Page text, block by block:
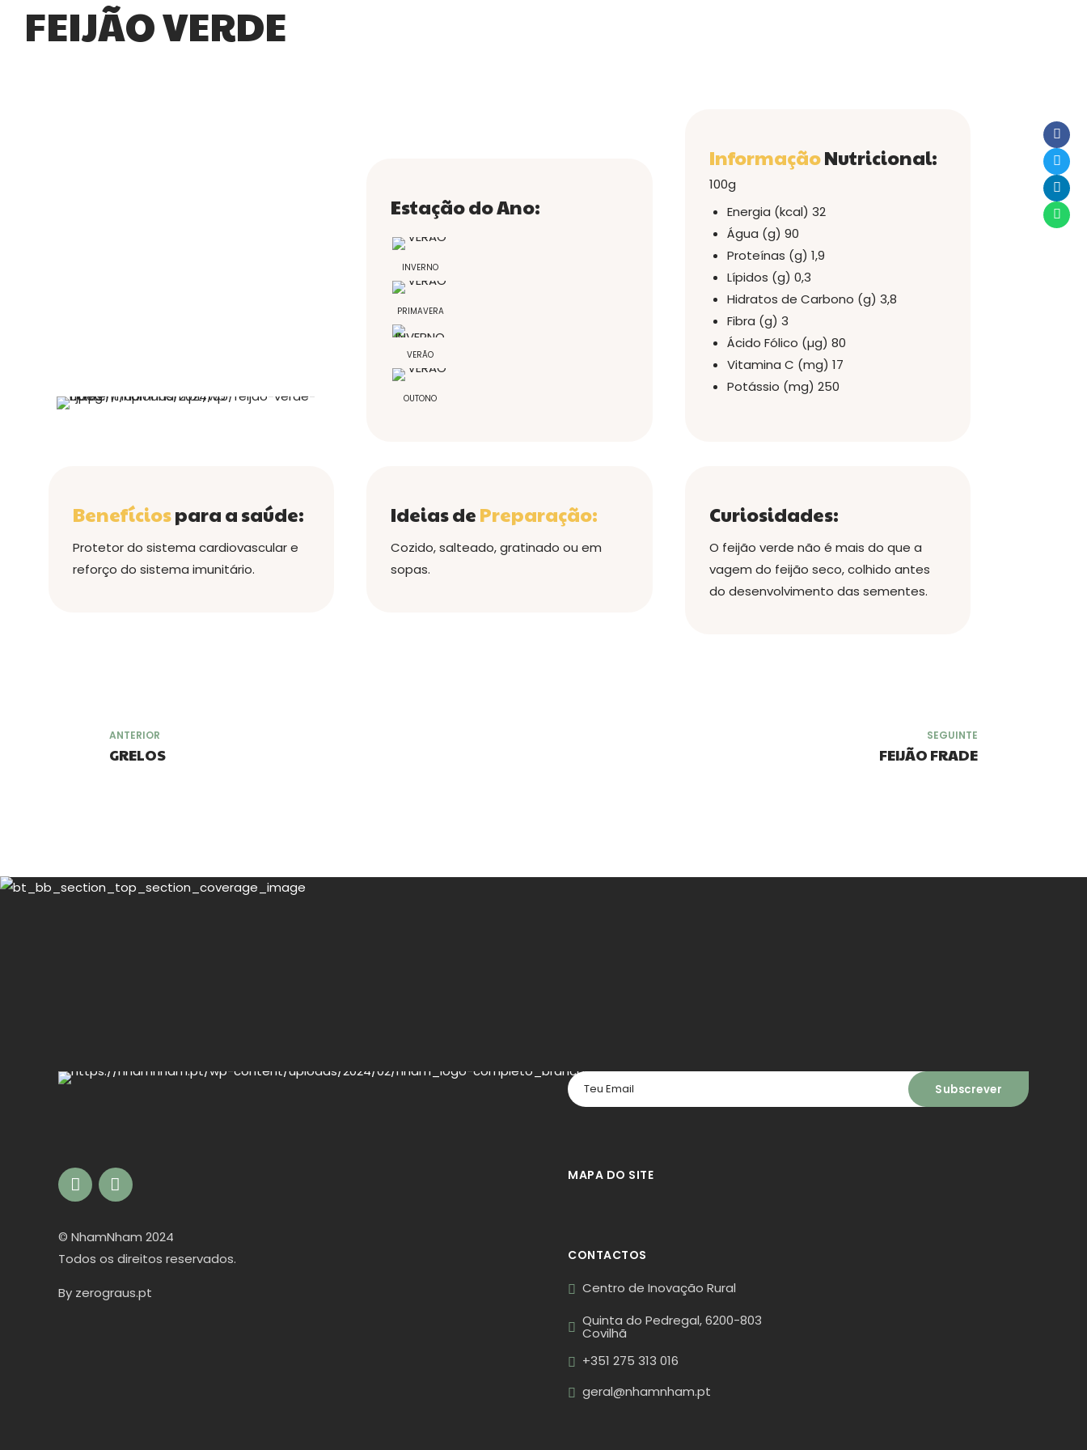
FEIJÃO VERDE
Estação do Ano:
INVERNO
PRIMAVERA
VERÃO
OUTONO
InformaçãoNutricional:
100g
Energia (kcal) 32
Água (g) 90
Proteínas (g) 1,9
Lípidos (g) 0,3
Hidratos de Carbono (g) 3,8
Fibra (g) 3
Ácido Fólico (µg) 80
Vitamina C (mg) 17
Potássio (mg) 250
Benefíciospara a saúde:
Protetor do sistema cardiovascular e
reforço do sistema imunitário.
Ideias dePreparação:
Cozido, salteado, gratinado ou em
sopas.
Curiosidades:
O feijão verde não é mais do que a
vagem do feijão seco, colhido antes
do desenvolvimento das sementes.
ANTERIOR
GRELOS
SEGUINTE
FEIJÃO FRADE
© NhamNham 2024
Todos os direitos reservados.
By zerograus.pt
MAPA DO SITE
CONTACTOS
Centro de Inovação Rural
Quinta do Pedregal, 6200-803
Covilhã
+351 275 313 016
geral@nhamnham.pt